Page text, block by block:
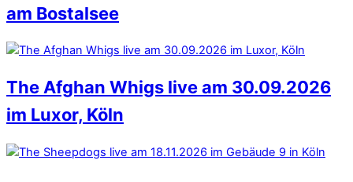
am Bostalsee
The Afghan Whigs live am 30.09.2026
im Luxor, Köln